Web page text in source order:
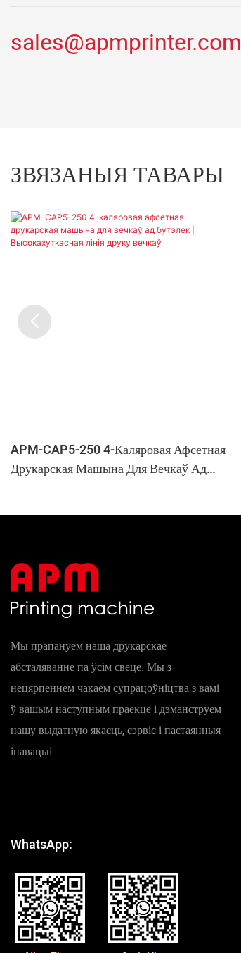
sales@apmprinter.com
ЗВЯЗАНЫЯ ТАВАРЫ
APM-CAP5-250 4-Каляровая Афсетная
Друкарская Машына Для Вечкаў Ад
Мы прапануем наша друкарскае
абсталяванне па ўсім свеце. Мы з
нецярпеннем чакаем супрацоўніцтва з вамі
ў вашым наступным праекце і дэманструем
нашу выдатную якасць, сэрвіс і пастаянныя
інавацыі.
WhatsApp: